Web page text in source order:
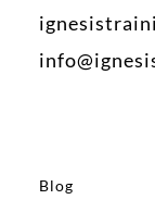
Blog